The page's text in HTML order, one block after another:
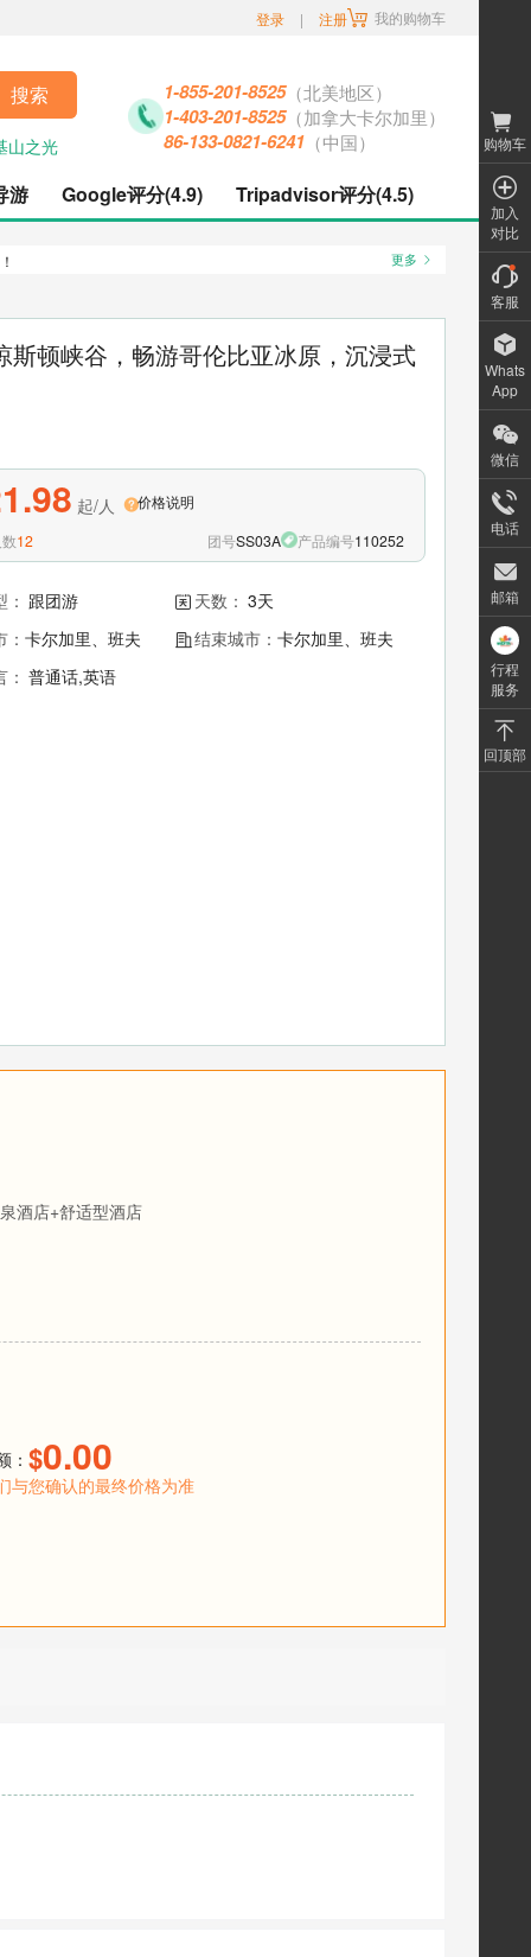
登录 | 注册 我的购物车
搜索
山之光
1-855-201-8525（北美地区）
1-403-201-8525（加拿大卡尔加里）
86-133-0821-6241 （中国）
游 Google评分(4.9) Tripadvisor评分(4.5)
购物车
加入
对比
客服
Whats
App
微信
电话
邮箱
行程
服务
回顶部
更多
顿峡谷，畅游哥伦比亚冰原，沉浸式
起/人
价格说明
12 团号SS03A 产品编号110252
跟团游 天数： 3天
卡尔加里、班夫 结束城市： 卡尔加里、班夫
普通话,英语
酒店+舒适型酒店
：$0.00
与您确认的最终价格为准